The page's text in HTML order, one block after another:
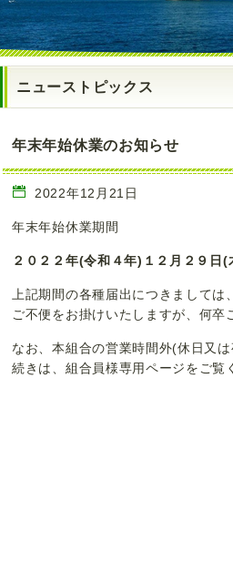
ニューストピックス
年末年始休業のお知らせ
2022年12月21日
年末年始休業期間
２０２２年(令和４年)１２月２９日
上記期間の各種届出につきまして
ご不便をお掛けいたしますが、何卒
なお、本組合の営業時間外(休日又
続きは、組合員様専用ページをご覧